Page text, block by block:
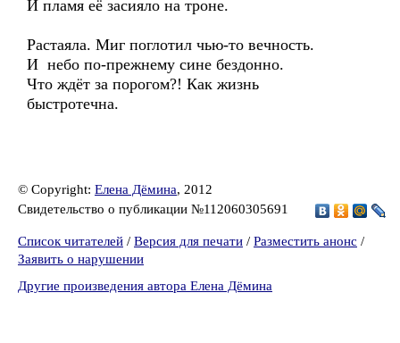
И пламя её засияло на троне.
Растаяла. Миг поглотил чью-то вечность.
И небо по-прежнему сине бездонно.
Что ждёт за порогом?! Как жизнь
быстротечна.
© Copyright: Елена Дёмина, 2012
Свидетельство о публикации №112060305691
Список читателей / Версия для печати / Разместить анонс /
Заявить о нарушении
Другие произведения автора Елена Дёмина